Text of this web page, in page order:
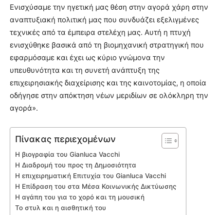
Ενισχύσαμε την ηγετική μας θέση στην αγορά χάρη στην
αναπτυξιακή πολιτική μας που συνδυάζει εξελιγμένες
τεχνικές από τα έμπειρα στελέχη μας. Αυτή η πτυχή
ενισχύθηκε βασικά από τη βιομηχανική στρατηγική που
εφαρμόσαμε και έχει ως κύριο γνώμονα την
υπευθυνότητα και τη συνετή ανάπτυξη της
επιχειρησιακής διαχείρισης και της καινοτομίας, η οποία
οδήγησε στην απόκτηση νέων μεριδίων σε ολόκληρη την
αγορά».
Πίνακας περιεχομένων
Η βιογραφία του Gianluca Vacchi
Η Διαδρομή του προς τη Δημοσιότητα
Η επιχειρηματική Επιτυχία του Gianluca Vacchi
Η Επίδραση του στα Μέσα Κοινωνικής Δικτύωσης
Η αγάπη του για το χορό και τη μουσική
Το στυλ και η αισθητική του